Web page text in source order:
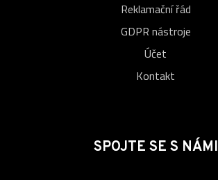
Reklamační řád
GDPR nástroje
Účet
Kontakt
SPOJTE SE S NÁMI